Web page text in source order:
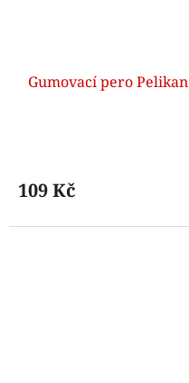
Gumovací pero
109 Kč